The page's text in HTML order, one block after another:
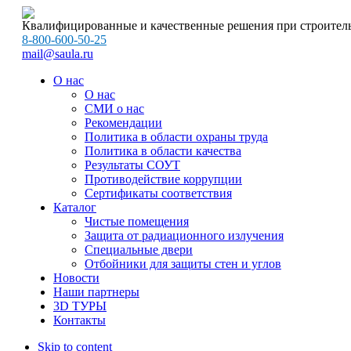
Квалифицированные и качественные решения при
8-800-600-50-25
mail@saula.ru
О нас
О нас
СМИ о нас
Рекомендации
Политика в области охраны труда
Политика в области качества
Результаты СОУТ
Противодействие коррупции
Сертификаты соответствия
Каталог
Чистые помещения
Защита от радиационного излучения
Специальные двери
Отбойники для защиты стен и углов
Новости
Наши партнеры
3D ТУРЫ
Контакты
Skip to content